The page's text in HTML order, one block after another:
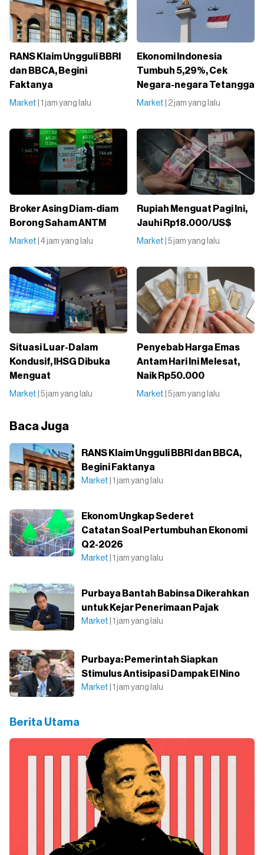
RANS Klaim Ungguli BBRI
dan BBCA, Begini
Faktanya
Market | 1 jam yang lalu
Ekonomi Indonesia
Tumbuh 5,29%, Cek
Negara-negara Tetangga
Market | 2 jam yang lalu
Broker Asing Diam-diam
Borong Saham ANTM
Market | 4 jam yang lalu
Rupiah Menguat Pagi Ini,
Jauhi Rp18.000/US$
Market | 5 jam yang lalu
Situasi Luar-Dalam
Kondusif, IHSG Dibuka
Menguat
Market | 5 jam yang lalu
Penyebab Harga Emas
Antam Hari Ini Melesat,
Naik Rp50.000
Market | 5 jam yang lalu
Baca Juga
RANS Klaim Ungguli BBRI dan BBCA,
Begini Faktanya
Market | 1 jam yang lalu
Ekonom Ungkap Sederet
Catatan Soal Pertumbuhan Ekonomi
Q2-2026
Market | 1 jam yang lalu
Purbaya Bantah Babinsa Dikerahkan
untuk Kejar Penerimaan Pajak
Market | 1 jam yang lalu
Purbaya: Pemerintah Siapkan
Stimulus Antisipasi Dampak El Nino
Market | 1 jam yang lalu
Berita Utama